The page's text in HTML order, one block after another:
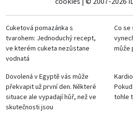
Cuketová pomazánka s
tvarohem: Jednoduchý recept,
ve kterém cuketa nezůstane
vodnatá
Co se
může
Dovolená v Egyptě vás může
překvapit už první den. Některé
situace ale vypadají hůř, než ve
skutečnosti jsou
tohle